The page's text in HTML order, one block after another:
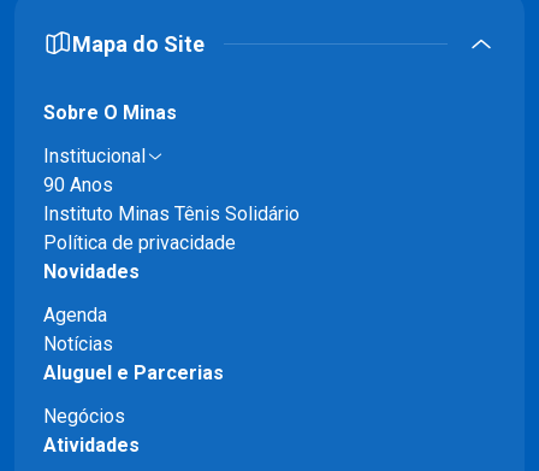
Mapa do Site
Sobre O Minas
Institucional
90 Anos
Instituto Minas Tênis Solidário
Política de privacidade
Novidades
Agenda
Notícias
Aluguel e Parcerias
Negócios
Atividades